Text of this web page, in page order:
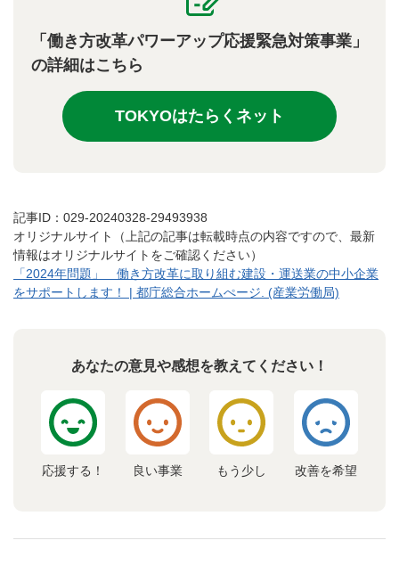
「働き方改革パワーアップ応援緊急対策事業」
の詳細はこちら
TOKYOはたらくネット
記事ID：029-20240328-29493938
オリジナルサイト（上記の記事は転載時点の内容ですので、最新
情報はオリジナルサイトをご確認ください）
「2024年問題」 働き方改革に取り組む建設・運送業の中小企業
をサポートします！ | 都庁総合ホームぺージ. (産業労働局)
あなたの意見や感想を教えてください！
応援する！ 良い事業 もう少し 改善を希望